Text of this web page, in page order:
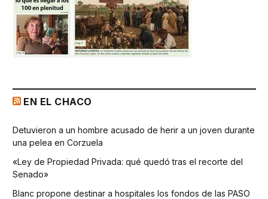
EN EL CHACO
Detuvieron a un hombre acusado de herir a un joven durante
una pelea en Corzuela
«Ley de Propiedad Privada: qué quedó tras el recorte del
Senado»
Blanc propone destinar a hospitales los fondos de las PASO